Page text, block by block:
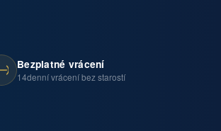
Bezplatné vrácení
14denní vrácení bez starostí